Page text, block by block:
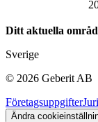
Ditt aktuella
Sverige
© 2026 Geberit AB
Företagsuppgifter
Ändra